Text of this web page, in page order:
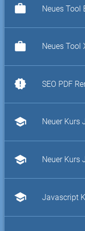
work Neues Tool
work Neues Tool
new_releases SEO PDF
school Neuer Kurs
school Neuer Kurs
school Javascript